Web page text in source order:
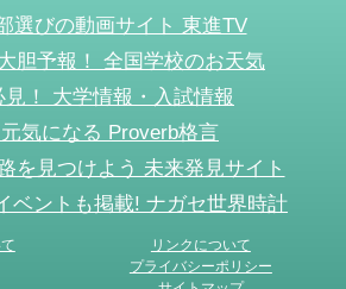
選びの動画サイト 東進TV
胆予報！ 全国学校のお天気
見！ 大学情報・入試情報
気になる Proverb格言
を見つけよう 未来発見サイト
ベントも掲載! ナガセ世界時計
リンクについて
プライバシーポリシー